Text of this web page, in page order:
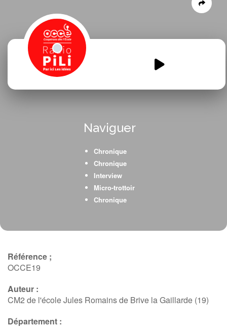
CONTACT
AJR-monte.mp3
Naviguer
Chronique
Chronique
Interview
Micro-trottoir
Chronique
Référence ;
OCCE19
Auteur :
CM2 de l'école Jules Romains de Brive la Gaillarde (19)
Département :